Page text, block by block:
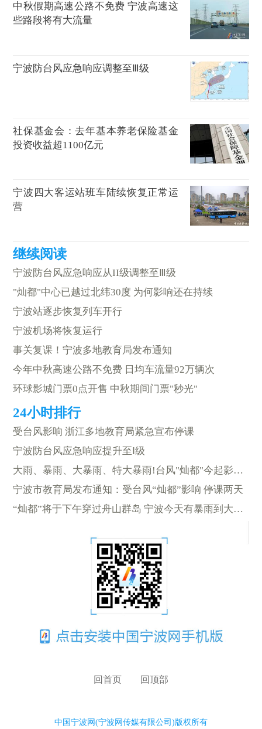
中秋假期高速公路不免费 宁波高速这
些路段将有大流量
宁波防台风应急响应调整至Ⅲ级
社保基金会：去年基本养老保险基金
投资收益超1100亿元
宁波四大客运站班车陆续恢复正常运
营
宁波防台风应急响应从II级调整至Ⅲ级
"灿都"中心已越过北纬30度 为何影响还在持续
宁波站逐步恢复列车开行
宁波机场将恢复运行
事关复课！宁波多地教育局发布通知
今年中秋高速公路不免费 日均车流量92万辆次
环球影城门票0点开售 中秋期间门票"秒光"
受台风影响 浙江多地教育局紧急宣布停课
宁波防台风应急响应提升至Ⅰ级
大雨、暴雨、大暴雨、特大暴雨!台风"灿都"今起影响宁波
宁波市教育局发布通知：受台风“灿都”影响 停课两天
“灿都”将于下午穿过舟山群岛 宁波今天有暴雨到大暴雨
回首页 回顶部
中国宁波网(宁波网传媒有限公司)版权所有